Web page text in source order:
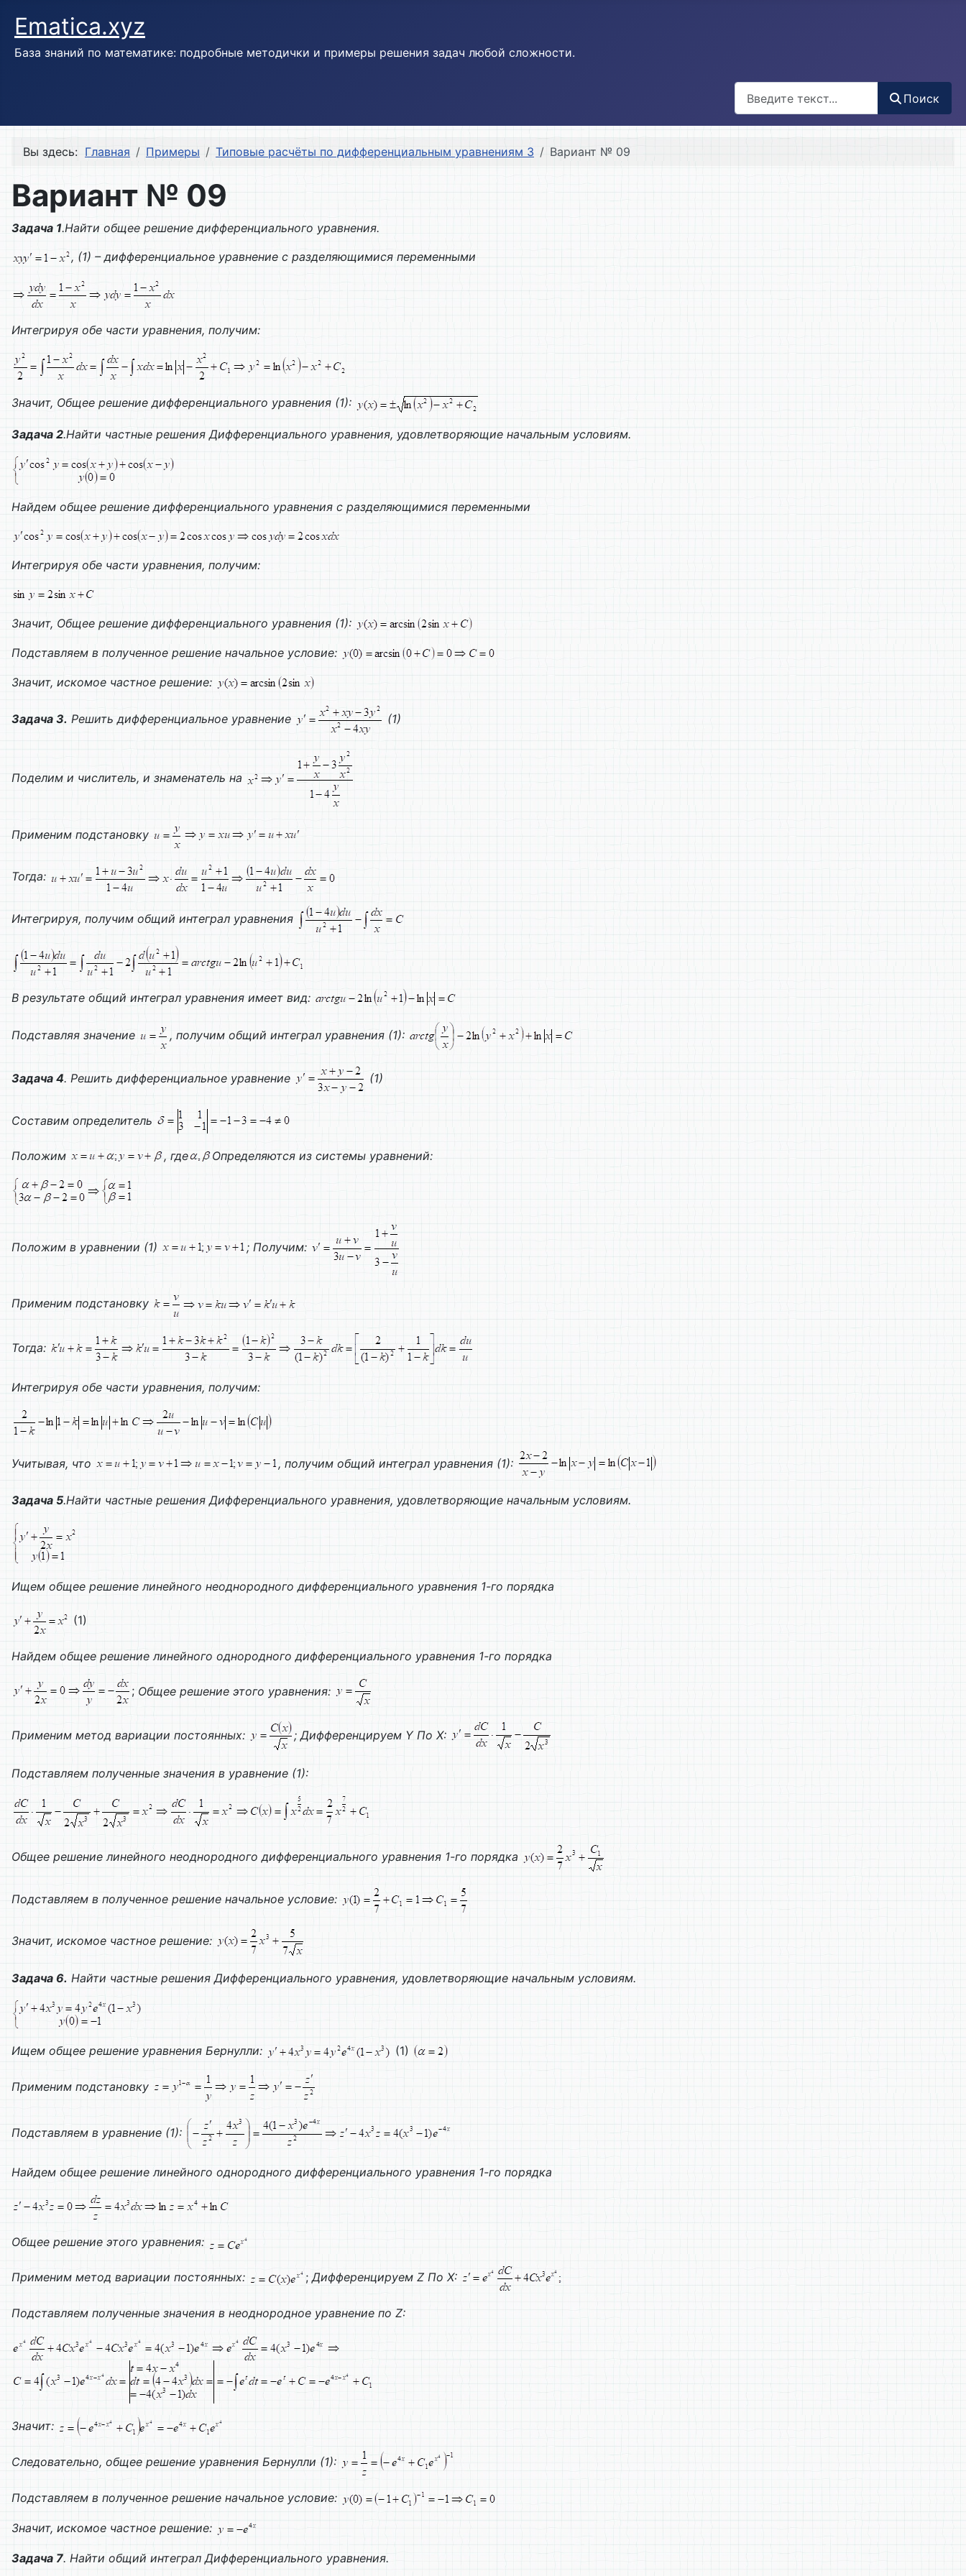
Ematica.xyz
База знаний по математике: подробные методички и примеры решения задач любой сложности.
Поиск
Вы здесь: Главная Примеры Типовые расчёты по дифференциальным уравнениям 3 Вариант № 09
Вариант № 09
Задача 1.Найти общее решение дифференциального уравнения.
, (1) – дифференциальное уравнение с разделяющимися переменными
Интегрируя обе части уравнения, получим:
Значит, Общее решение дифференциального уравнения (1):
Задача 2.Найти частные решения Дифференциального уравнения, удовлетворяющие начальным условиям.
Найдем общее решение дифференциального уравнения с разделяющимися переменными
Интегрируя обе части уравнения, получим:
Значит, Общее решение дифференциального уравнения (1):
Подставляем в полученное решение начальное условие:
Значит, искомое частное решение:
Задача 3. Решить дифференциальное уравнение (1)
Поделим и числитель, и знаменатель на
Применим подстановку
Тогда:
Интегрируя, получим общий интеграл уравнения
В результате общий интеграл уравнения имеет вид:
Подставляя значение , получим общий интеграл уравнения (1):
Задача 4. Решить дифференциальное уравнение (1)
Составим определитель
Положим , где Определяются из системы уравнений:
Положим в уравнении (1) ; Получим:
Применим подстановку
Тогда:
Интегрируя обе части уравнения, получим:
Учитывая, что , получим общий интеграл уравнения (1):
Задача 5.Найти частные решенияДифференциального уравнения, удовлетворяющие начальным условиям.
Ищем общее решение линейного неоднородного дифференциального уравнения 1-го порядка
(1)
Найдем общее решение линейного однородного дифференциального уравнения 1-го порядка
; Общее решение этого уравнения:
Применим метод вариации постоянных: ; Дифференцируем Y По X:
Подставляем полученные значения в уравнение (1):
Общее решение линейного неоднородного дифференциального уравнения 1-го порядка
Подставляем в полученное решение начальное условие:
Значит, искомое частное решение:
Задача 6. Найти частные решенияДифференциального уравнения, удовлетворяющие начальным условиям.
Ищем общее решение уравнения Бернулли: (1)
Применим подстановку
Подставляем в уравнение (1):
Найдем общее решение линейного однородного дифференциального уравнения 1-го порядка
Общее решение этого уравнения:
Применим метод вариации постоянных: ; Дифференцируем Z По X:
Подставляем полученные значения в неоднородное уравнение по Z:
Значит:
Следовательно, общее решение уравнения Бернулли (1):
Подставляем в полученное решение начальное условие:
Значит, искомое частное решение:
Задача 7. Найти общий интегралДифференциального уравнения.